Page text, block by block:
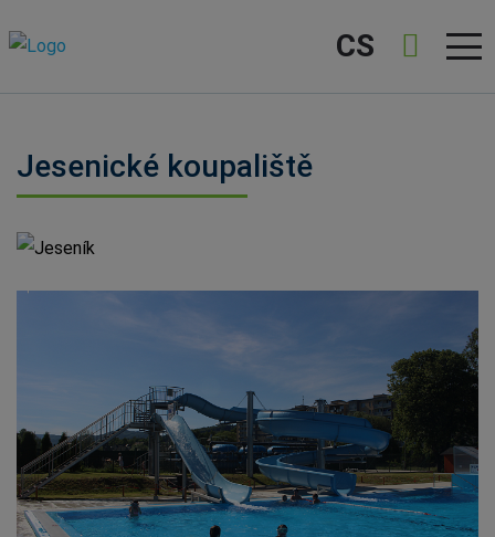
CS
Jesenické koupaliště
Jeseník